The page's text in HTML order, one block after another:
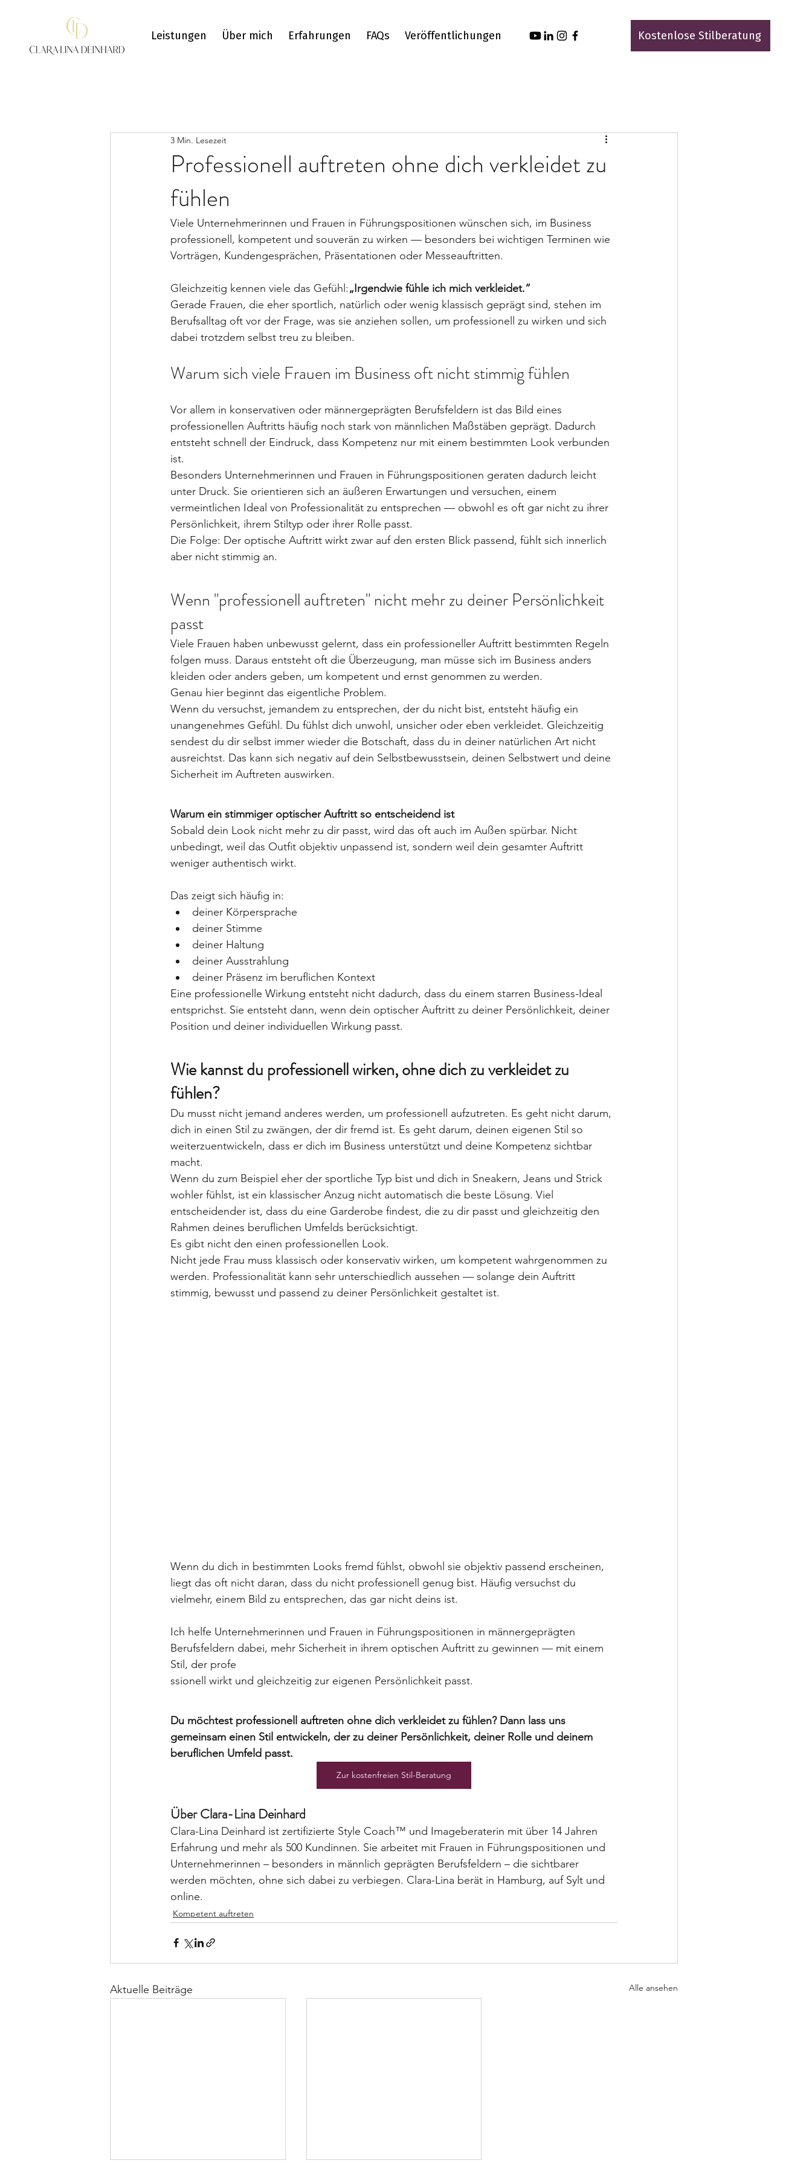
Leistungen Über mich Erfahrungen FAQs Veröffentlichungen Kostenlose Stilberatung
Professionell auftreten ohne dich verkleidet zu
fühlen
3 Min. Lesezeit
Viele Unternehmerinnen und Frauen in Führungspositionen wünschen sich, im Business
professionell, kompetent und souverän zu wirken — besonders bei wichtigen Terminen wie
Vorträgen, Kundengesprächen, Präsentationen oder Messeauftritten.
Gleichzeitig kennen viele das Gefühl:„Irgendwie fühle ich mich verkleidet.“
Gerade Frauen, die eher sportlich, natürlich oder wenig klassisch geprägt sind, stehen im
Berufsalltag oft vor der Frage, was sie anziehen sollen, um professionell zu wirken und sich
dabei trotzdem selbst treu zu bleiben.
Warum sich viele Frauen im Business oft nicht stimmig fühlen
Vor allem in konservativen oder männergeprägten Berufsfeldern ist das Bild eines
professionellen Auftritts häufig noch stark von männlichen Maßstäben geprägt. Dadurch
entsteht schnell der Eindruck, dass Kompetenz nur mit einem bestimmten Look verbunden
ist.
Besonders Unternehmerinnen und Frauen in Führungspositionen geraten dadurch leicht
unter Druck. Sie orientieren sich an äußeren Erwartungen und versuchen, einem
vermeintlichen Ideal von Professionalität zu entsprechen — obwohl es oft gar nicht zu ihrer
Persönlichkeit, ihrem Stiltyp oder ihrer Rolle passt.
Die Folge: Der optische Auftritt wirkt zwar auf den ersten Blick passend, fühlt sich innerlich
aber nicht stimmig an.
Wenn "professionell auftreten" nicht mehr zu deiner Persönlichkeit
passt
Viele Frauen haben unbewusst gelernt, dass ein professioneller Auftritt bestimmten Regeln
folgen muss. Daraus entsteht oft die Überzeugung, man müsse sich im Business anders
kleiden oder anders geben, um kompetent und ernst genommen zu werden.
Genau hier beginnt das eigentliche Problem.
Wenn du versuchst, jemandem zu entsprechen, der du nicht bist, entsteht häufig ein
unangenehmes Gefühl. Du fühlst dich unwohl, unsicher oder eben verkleidet. Gleichzeitig
sendest du dir selbst immer wieder die Botschaft, dass du in deiner natürlichen Art nicht
ausreichtst. Das kann sich negativ auf dein Selbstbewusstsein, deinen Selbstwert und deine
Sicherheit im Auftreten auswirken.
Warum ein stimmiger optischer Auftritt so entscheidend ist
Sobald dein Look nicht mehr zu dir passt, wird das oft auch im Außen spürbar. Nicht
unbedingt, weil das Outfit objektiv unpassend ist, sondern weil dein gesamter Auftritt
weniger authentisch wirkt.
Das zeigt sich häufig in:
deiner Körpersprache
deiner Stimme
deiner Haltung
deiner Ausstrahlung
deiner Präsenz im beruflichen Kontext
Eine professionelle Wirkung entsteht nicht dadurch, dass du einem starren Business-Ideal
entsprichst. Sie entsteht dann, wenn dein optischer Auftritt zu deiner Persönlichkeit, deiner
Position und deiner individuellen Wirkung passt.
Wie kannst du professionell wirken, ohne dich zu verkleidet zu
fühlen?
Du musst nicht jemand anderes werden, um professionell aufzutreten. Es geht nicht darum,
dich in einen Stil zu zwängen, der dir fremd ist. Es geht darum, deinen eigenen Stil so
weiterzuentwickeln, dass er dich im Business unterstützt und deine Kompetenz sichtbar
macht.
Wenn du zum Beispiel eher der sportliche Typ bist und dich in Sneakern, Jeans und Strick
wohler fühlst, ist ein klassischer Anzug nicht automatisch die beste Lösung. Viel
entscheidender ist, dass du eine Garderobe findest, die zu dir passt und gleichzeitig den
Rahmen deines beruflichen Umfelds berücksichtigt.
Es gibt nicht den einen professionellen Look.
Nicht jede Frau muss klassisch oder konservativ wirken, um kompetent wahrgenommen zu
werden. Professionalität kann sehr unterschiedlich aussehen — solange dein Auftritt
stimmig, bewusst und passend zu deiner Persönlichkeit gestaltet ist.
Wenn du dich in bestimmten Looks fremd fühlst, obwohl sie objektiv passend erscheinen,
liegt das oft nicht daran, dass du nicht professionell genug bist. Häufig versuchst du
vielmehr, einem Bild zu entsprechen, das gar nicht deins ist.
Ich helfe Unternehmerinnen und Frauen in Führungspositionen in männergeprägten
Berufsfeldern dabei, mehr Sicherheit in ihrem optischen Auftritt zu gewinnen — mit einem
Stil, der profe
ssionell wirkt und gleichzeitig zur eigenen Persönlichkeit passt.
Du möchtest professionell auftreten ohne dich verkleidet zu fühlen? Dann lass uns
gemeinsam einen Stil entwickeln, der zu deiner Persönlichkeit, deiner Rolle und deinem
beruflichen Umfeld passt.
Zur kostenfreien Stil-Beratung
Über Clara-Lina Deinhard
Clara-Lina Deinhard ist zertifizierte Style Coach™ und Imageberaterin mit über 14 Jahren
Erfahrung und mehr als 500 Kundinnen. Sie arbeitet mit Frauen in Führungspositionen und
Unternehmerinnen – besonders in männlich geprägten Berufsfeldern – die sichtbarer
werden möchten, ohne sich dabei zu verbiegen. Clara-Lina berät in Hamburg, auf Sylt und
online.
Kompetent auftreten
Aktuelle Beiträge Alle ansehen